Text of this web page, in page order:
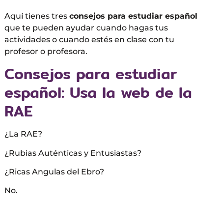
Aquí tienes tres consejos para estudiar español
que te pueden ayudar cuando hagas tus
actividades o cuando estés en clase con tu
profesor o profesora.
Consejos para estudiar
español: Usa la web de la
RAE
¿La RAE?
¿Rubias Auténticas y Entusiastas?
¿Ricas Angulas del Ebro?
No.